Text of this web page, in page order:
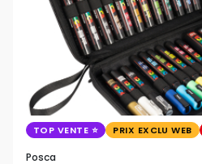
TOP VENTE PRIX EXCLU WEB
Posca